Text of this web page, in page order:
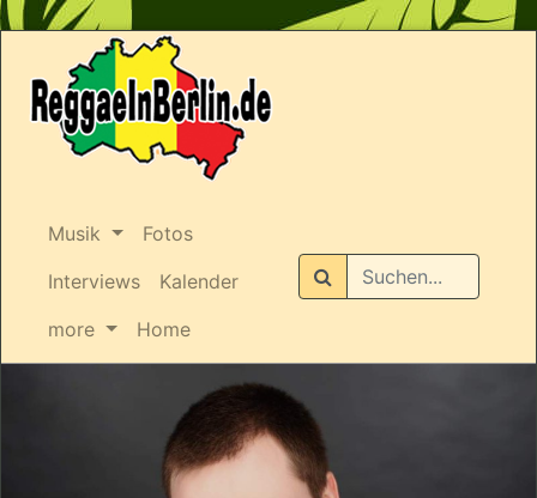
Musik
Fotos
Interviews
Kalender
more
Home
Suchen